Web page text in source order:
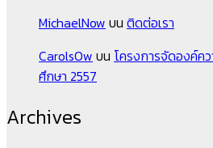
MichaelNow บน ติดต่อเรา
CarolsOw บน โครงการจัดองค์ค
ศึกษา 2557
Archives